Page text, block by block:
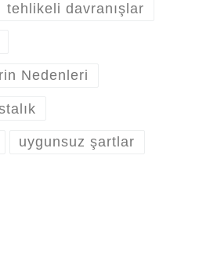
tehlikeli davranışlar
Nedenleri
uygunsuz şartlar